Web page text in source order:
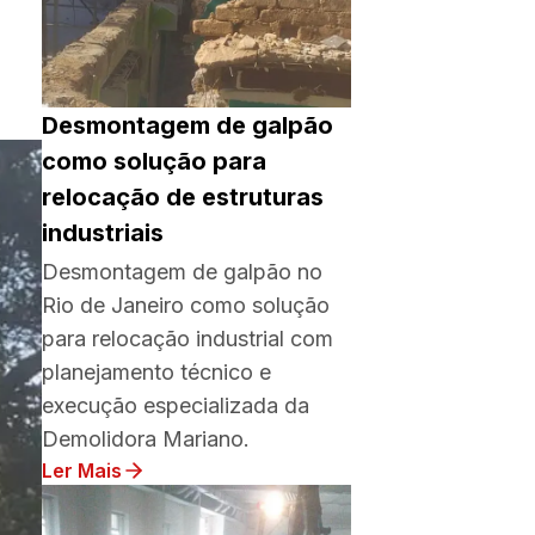
Desmontagem de galpão
como solução para
relocação de estruturas
industriais
Desmontagem de galpão no
Rio de Janeiro como solução
para relocação industrial com
planejamento técnico e
execução especializada da
Demolidora Mariano.
Ler Mais